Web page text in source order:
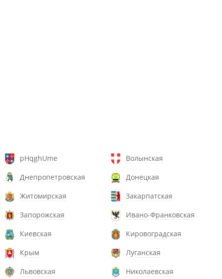
pHqghUme
Волынская
Днепропетровская
Донецкая
Житомирская
Закарпатская
Запорожская
Ивано-Франковская
Киевская
Кировоградская
Крым
Луганская
Львовская
Николаевская